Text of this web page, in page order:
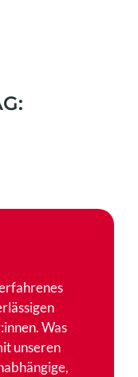
Was
unseren